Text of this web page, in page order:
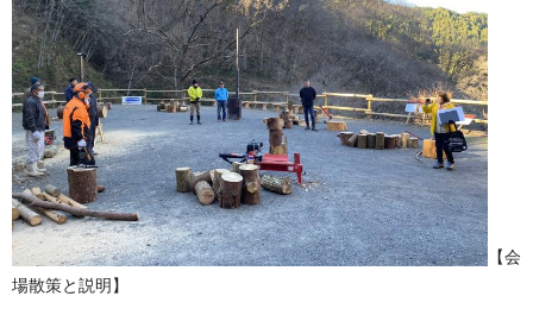
【会
場散策と説明】